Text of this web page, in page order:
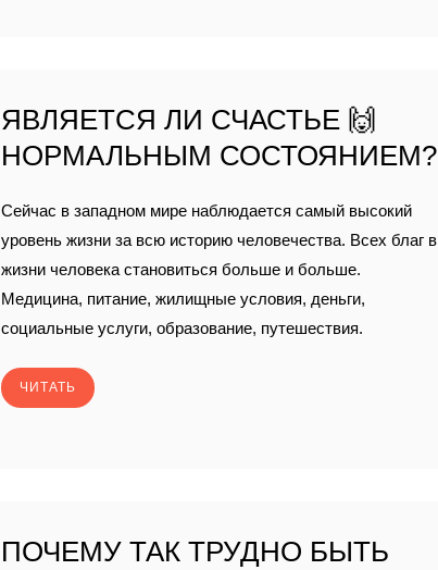
ЯВЛЯЕТСЯ ЛИ СЧАСТЬЕ 🙌
НОРМАЛЬНЫМ СОСТОЯНИЕМ?
Сейчас в западном мире наблюдается самый высокий
уровень жизни за всю историю человечества. Всех благ в
жизни человека становиться больше и больше.
Медицина, питание, жилищные условия, деньги,
социальные услуги, образование, путешествия.
ЧИТАТЬ
ПОЧЕМУ ТАК ТРУДНО БЫТЬ